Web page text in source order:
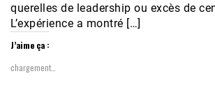
querelles de leadership ou excès de
L’expérience a montré […]
J’aime ça :
chargement…